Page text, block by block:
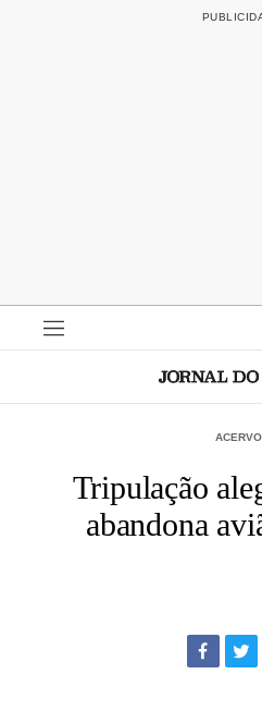
ACERVO
Tripulação
abandona